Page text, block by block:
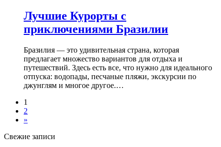
Лучшие Курорты с
приключениями Бразилии
Бразилия — это удивительная страна, которая
предлагает множество вариантов для отдыха и
путешествий. Здесь есть все, что нужно для идеального
отпуска: водопады, песчаные пляжи, экскурсии по
джунглям и многое другое.…
1
2
»
Свежие записи